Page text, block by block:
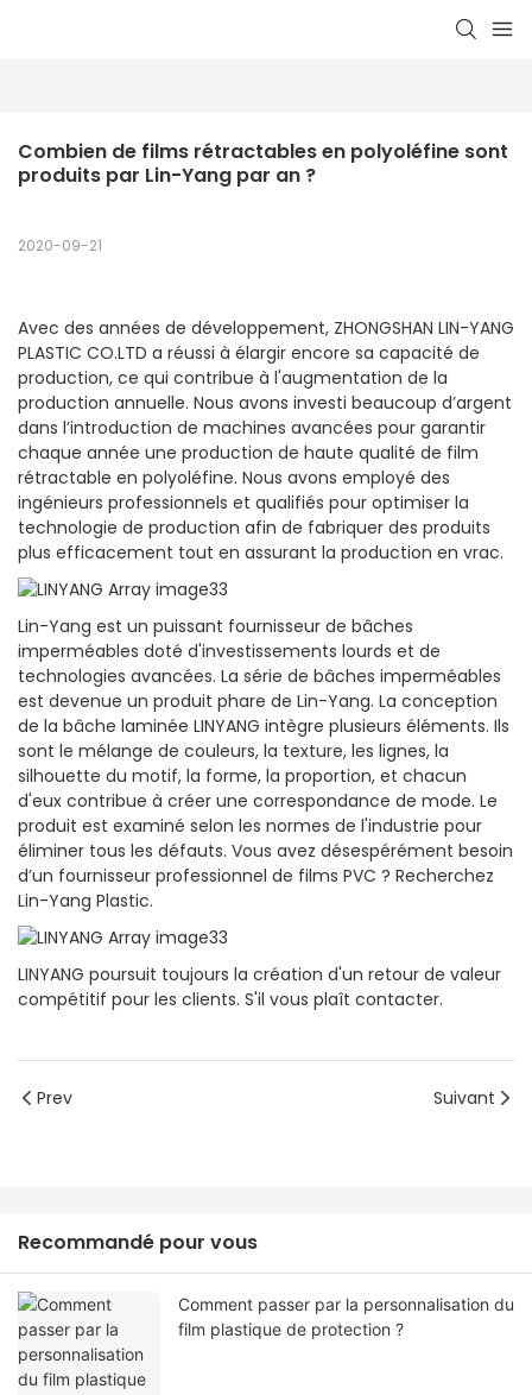
Combien de films rétractables en polyoléfine sont
produits par Lin-Yang par an ?
2020-09-21
Avec des années de développement, ZHONGSHAN LIN-YANG
PLASTIC CO.LTD a réussi à élargir encore sa capacité de
production, ce qui contribue à l'augmentation de la
production annuelle. Nous avons investi beaucoup d’argent
dans l’introduction de machines avancées pour garantir
chaque année une production de haute qualité de film
rétractable en polyoléfine. Nous avons employé des
ingénieurs professionnels et qualifiés pour optimiser la
technologie de production afin de fabriquer des produits
plus efficacement tout en assurant la production en vrac.
Lin-Yang est un puissant fournisseur de bâches
imperméables doté d'investissements lourds et de
technologies avancées. La série de bâches imperméables
est devenue un produit phare de Lin-Yang. La conception
de la bâche laminée LINYANG intègre plusieurs éléments. Ils
sont le mélange de couleurs, la texture, les lignes, la
silhouette du motif, la forme, la proportion, et chacun
d'eux contribue à créer une correspondance de mode. Le
produit est examiné selon les normes de l'industrie pour
éliminer tous les défauts. Vous avez désespérément besoin
d’un fournisseur professionnel de films PVC ? Recherchez
Lin-Yang Plastic.
LINYANG poursuit toujours la création d'un retour de valeur
compétitif pour les clients. S'il vous plaît contacter.
Prev Suivant
Recommandé pour vous
Comment passer par la personnalisation du
film plastique de protection ?